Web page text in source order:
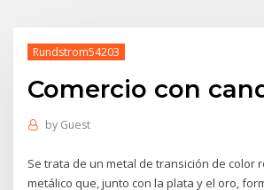
Rundstrom54203
Comercio con
by Guest
Se trata de un metal de transición de color
metálico que, junto con la plata y el oro,